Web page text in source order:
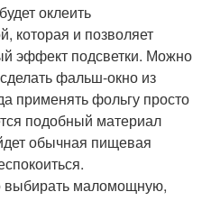
оклеить
которая и позволяет
эффект подсветки. Можно
фальш-окно из
применять фольгу просто
подобный материал
обычная пищевая
выбирать маломощную,